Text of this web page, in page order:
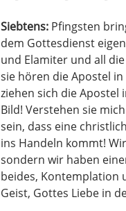
Siebtens: Pfingsten
dem Gottesdienst
und Elamiter und all
sie hören die Apostel
ziehen sich die Apostel
Bild! Verstehen sie
sein, dass eine
ins Handeln kommt!
sondern wir haben
beides, Kontemplation
Geist, Gottes Liebe in